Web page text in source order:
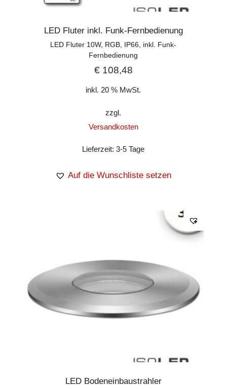
LED Fluter inkl. Funk-Fernbedienung
LED Fluter 10W, RGB, IP66, inkl. Funk-
Fernbedienung
€108,48
inkl. 20 % MwSt.
zzgl.
Versandkosten
Lieferzeit:3-5 Tage
Auf die Wunschliste setzen
LED Bodeneinbaustrahler